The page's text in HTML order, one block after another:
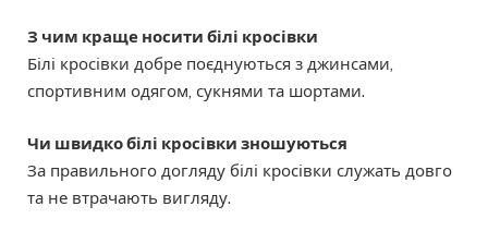
З чим краще носити білі кросівки
Білі кросівки добре поєднуються з джинсами,
спортивним одягом, сукнями та шортами.
Чи швидко білі кросівки зношуються
За правильного догляду білі кросівки служать довго
та не втрачають вигляду.